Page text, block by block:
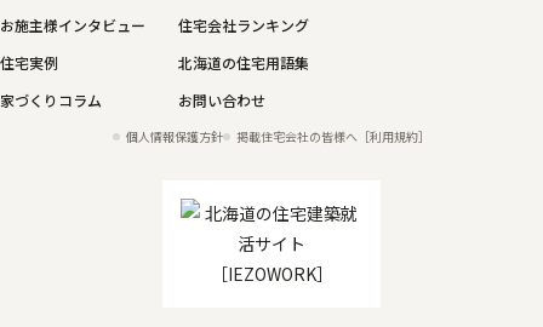
お施主様インタビュー
住宅会社ランキング
住宅実例
北海道の住宅用語集
家づくりコラム
お問い合わせ
個人情報保護方針 掲載住宅会社の皆様へ［利用規約］